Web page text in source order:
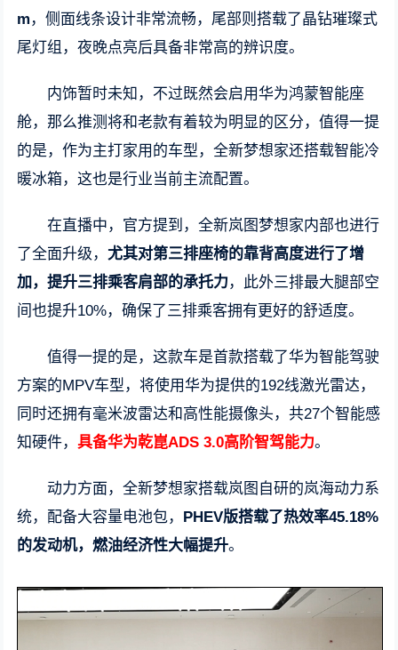
m ，侧面线条设计非常流畅，尾部则搭载了晶钻璀璨式
尾灯组，夜晚点亮后具备非常高的辨识度。
内饰暂时未知，不过既然会启用华为鸿蒙智能座
舱，那么推测将和老款有着较为明显的区分，值得一提
的是，作为主打家用的车型，全新梦想家还搭载智能冷
暖冰箱，这也是行业当前主流配置。
在直播中，官方提到，全新岚图梦想家内部也进行
了全面升级， 尤其对第三排座椅的靠背高度进行了增
加，提升三排乘客肩部的承托力 ，此外三排最大腿部空
间也提升10%，确保了三排乘客拥有更好的舒适度。
值得一提的是，这款车是首款搭载了华为智能驾驶
方案的MPV车型，将使用华为提供的192线激光雷达，
同时还拥有毫米波雷达和高性能摄像头，共27个智能感
知硬件，具备华为乾崑ADS 3.0高阶智驾能力。
动力方面，全新梦想家搭载岚图自研的岚海动力系
统，配备大容量电池包， PHEV版搭载了热效率45.18%
的发动机，燃油经济性大幅提升。